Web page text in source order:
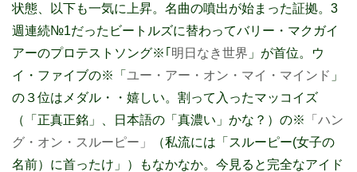
状態、以下も一気に上昇。名曲の噴出が始まった証拠。3
週連続№1だったビートルズに替わってバリー・マクガイ
アーのプロテストソング※｢ 明日なき世界 」が首位。ウ
イ・ファイブの※「 ユー・アー・オン・マイ・マインド 」
の３位はメダル・・嬉しい。割って入ったマッコイズ
（「正真正銘」、日本語の「真濃い」かな？）の※
「ハン
グ・オン・スルーピー」
（私流には「スルーピー(女子の
名前）に首ったけ」）もなかなか。今見ると完全なアイド